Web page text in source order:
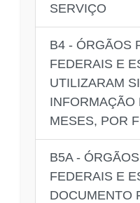
SERVIÇO
B4 - ÓRGÃOS
FEDERAIS E
UTILIZARAM
INFORMAÇÃO
MESES, POR
B5A -
FEDERAIS E
DOCUMENTO